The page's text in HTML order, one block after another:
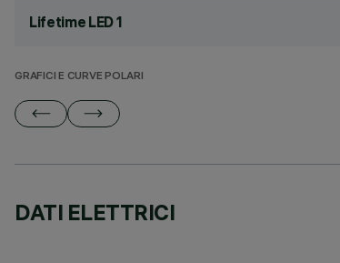
Lifetime LED 1
GRAFICI E CURVE POLARI
DATI ELETTRICI